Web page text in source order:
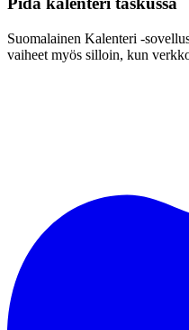
Suomalainen Kalenteri
vaiheet myös silloin, kun